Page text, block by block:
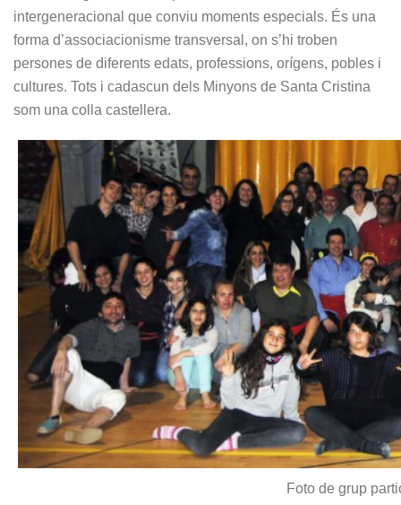
intergeneracional que conviu moments especials. És una
forma d’associacionisme transversal, on s’hi troben
persones de diferents edats, professions, orígens, pobles i
cultures. Tots i cadascun dels Minyons de Santa Cristina
som una colla castellera.
Foto de grup